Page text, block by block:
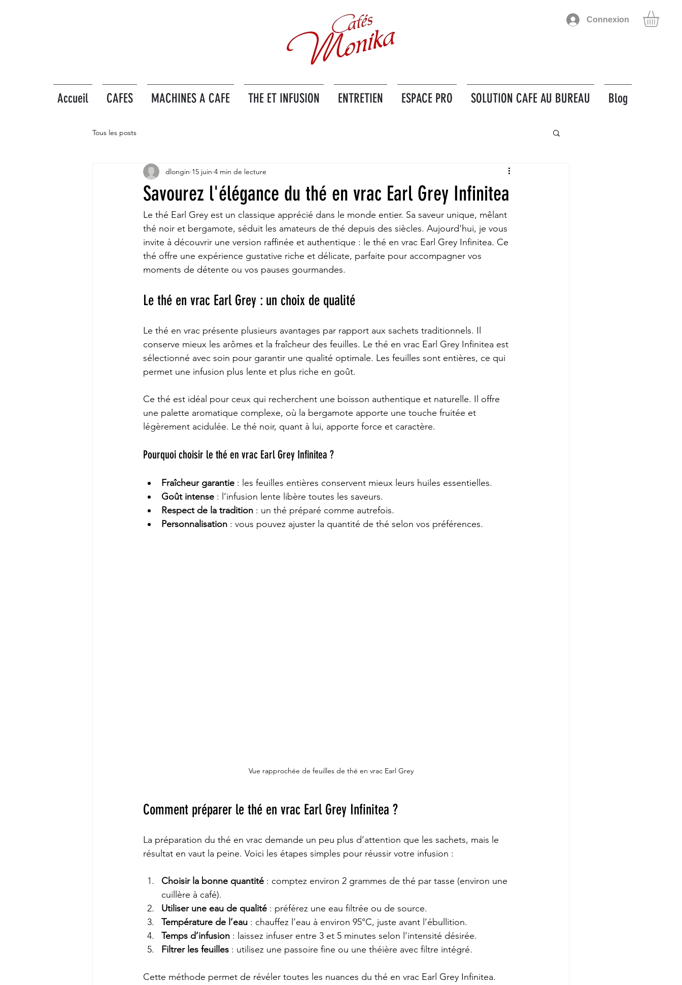
Connexion
Accueil CAFES MACHINES A CAFE THE ET INFUSION ENTRETIEN ESPACE PRO SOLUTION CAFE AU BUREAU Blog
Tous les posts
Savourez l'élégance du thé en vrac Earl Grey Infinitea
dlongin 15 juin 4 min de lecture
Le thé Earl Grey est un classique apprécié dans le monde entier. Sa saveur unique, mêlant
thé noir et bergamote, séduit les amateurs de thé depuis des siècles. Aujourd'hui, je vous
invite à découvrir une version raffinée et authentique : le thé en vrac Earl Grey Infinitea. Ce
thé offre une expérience gustative riche et délicate, parfaite pour accompagner vos
moments de détente ou vos pauses gourmandes.
Le thé en vrac Earl Grey : un choix de qualité
Le thé en vrac présente plusieurs avantages par rapport aux sachets traditionnels. Il
conserve mieux les arômes et la fraîcheur des feuilles. Le thé en vrac Earl Grey Infinitea est
sélectionné avec soin pour garantir une qualité optimale. Les feuilles sont entières, ce qui
permet une infusion plus lente et plus riche en goût.
Ce thé est idéal pour ceux qui recherchent une boisson authentique et naturelle. Il offre
une palette aromatique complexe, où la bergamote apporte une touche fruitée et
légèrement acidulée. Le thé noir, quant à lui, apporte force et caractère.
Pourquoi choisir le thé en vrac Earl Grey Infinitea ?
Fraîcheur garantie : les feuilles entières conservent mieux leurs huiles essentielles.
Goût intense : l’infusion lente libère toutes les saveurs.
Respect de la tradition : un thé préparé comme autrefois.
Personnalisation : vous pouvez ajuster la quantité de thé selon vos préférences.
Vue rapprochée de feuilles de thé en vrac Earl Grey
Comment préparer le thé en vrac Earl Grey Infinitea ?
La préparation du thé en vrac demande un peu plus d’attention que les sachets, mais le
résultat en vaut la peine. Voici les étapes simples pour réussir votre infusion :
Choisir la bonne quantité : comptez environ 2 grammes de thé par tasse (environ une
cuillère à café).
Utiliser une eau de qualité : préférez une eau filtrée ou de source.
Température de l’eau : chauffez l’eau à environ 95°C, juste avant l’ébullition.
Temps d’infusion : laissez infuser entre 3 et 5 minutes selon l’intensité désirée.
Filtrer les feuilles : utilisez une passoire fine ou une théière avec filtre intégré.
Cette méthode permet de révéler toutes les nuances du thé en vrac Earl Grey Infinitea.